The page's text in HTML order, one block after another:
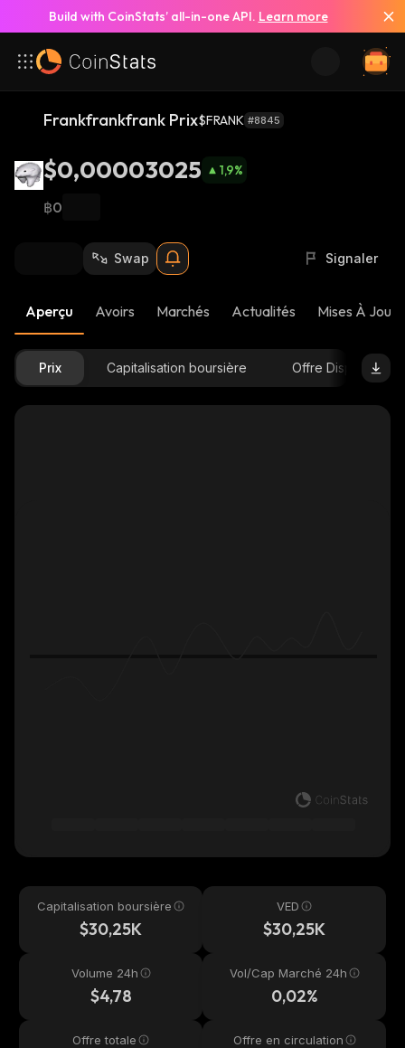
Build with CoinStats’ all-in-one API. Learn more
Frankfrankfrank Prix$FRANK #8845
$0,00003025 1,9%
฿0
Swap Signaler
Aperçu Avoirs Marchés Actualités Mises À Jour
Prix Capitalisation boursière Offre Disponible
Capitalisation boursière
$30,25K
VED
$30,25K
Volume 24h
$4,78
Vol/Cap Marché 24h
0,02%
Offre totale Offre en circulation